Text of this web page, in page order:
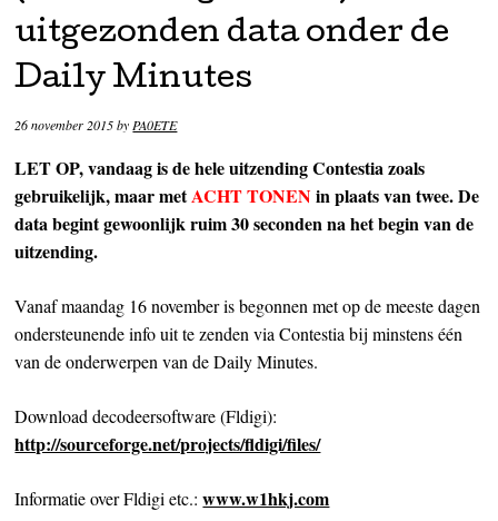
uitgezonden data onder de
Daily Minutes
26 november 2015byPA0ETE
LET OP, vandaag is de hele uitzending Contestia zoals
gebruikelijk, maar metACHT TONENin plaats van twee. De
data begint gewoonlijk ruim 30 seconden na het begin van de
uitzending.
Vanaf maandag 16 november is begonnen met op de meeste dagen
ondersteunende info uit te zenden via Contestia bij minstens één
van de onderwerpen van de Daily Minutes.
Download decodeersoftware (Fldigi):
http://sourceforge.net/projects/fldigi/files/
Informatie over Fldigi etc.:www.w1hkj.com